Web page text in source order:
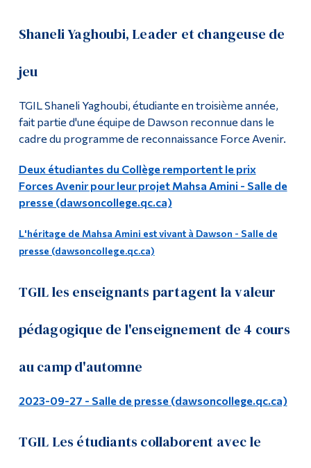
Shaneli Yaghoubi, Leader et changeuse de
jeu
TGIL Shaneli Yaghoubi, étudiante en troisième année,
fait partie d'une équipe de Dawson reconnue dans le
cadre du programme de reconnaissance Force Avenir.
Deux étudiantes du Collège remportent le prix
Forces Avenir pour leur projet Mahsa Amini - Salle de
presse (dawsoncollege.qc.ca)
L'héritage de Mahsa Amini est vivant à Dawson - Salle de
presse (dawsoncollege.qc.ca)
TGIL les enseignants partagent la valeur
pédagogique de l'enseignement de 4 cours
au camp d'automne
2023-09-27 - Salle de presse (dawsoncollege.qc.ca)
TGIL Les étudiants collaborent avec le